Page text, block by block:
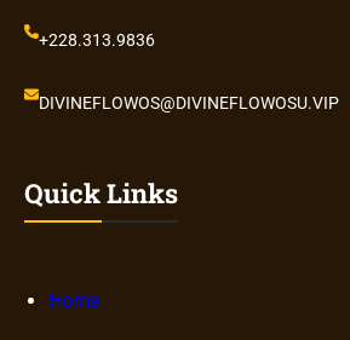
+228.313.9836
DIVINEFLOWOS@DIVINEFLOWOSU.VIP
Quick Links
Home